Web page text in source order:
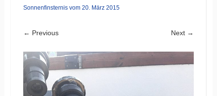
Sonnenfinsternis vom 20. März 2015
← Previous Next →